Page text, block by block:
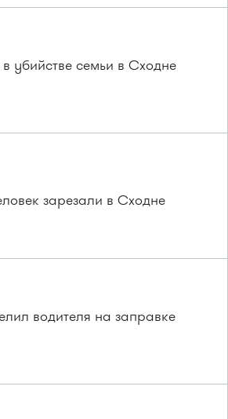
убийстве семьи в Сходне
зарезали в Сходне
водителя на заправке